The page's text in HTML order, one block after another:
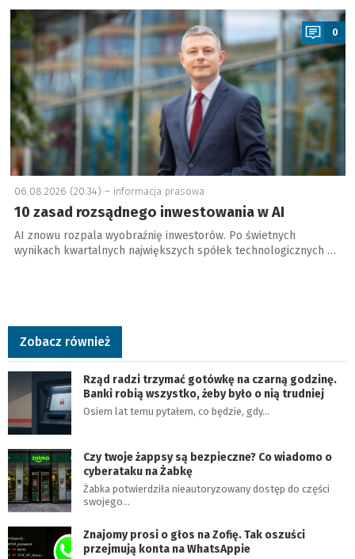
a
0
06.08.2026 (20:34) – informacja prasowa
10 zasad rozsądnego inwestowania w AI
AI znowu rozpala wyobraźnię inwestorów. Po świetnych
wynikach kwartalnych największych spółek technologicznych …
Zobacz również
Rząd radzi trzymać gotówkę na czarną godzinę.
Banki robią wszystko, żeby było o nią trudniej
Osiem lat temu pytałem, co będzie, gdy…
Czy twoje żappsy są bezpieczne? Co wiadomo o
cyberataku na Żabkę
Żabka potwierdziła nieautoryzowany dostęp do części
swojego…
Znajomy prosi o głos na Zofię. Tak oszuści
przejmują konta na WhatsAppie